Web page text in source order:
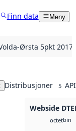
Finn data Meny
Ørsta 5pkt 2017
Distribusjoner 5
Webside
octetbin